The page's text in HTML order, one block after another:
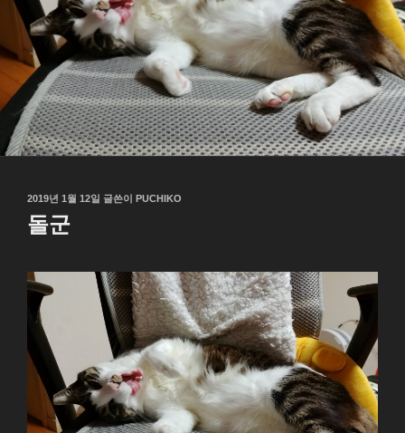
작
성
일
2019년 1월 12일 글쓴이 PUCHIKO
돌군